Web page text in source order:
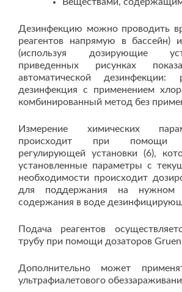
Дезинфекцию можно проводить
реагентов напрямую в бассейн)
(используя дозирующие
приведенных рисунках
автоматической
дезинфекция с применением
комбинированный метод без
Измерение химических
происходит при помощи
регулирующей установки (6),
установленные параметры с
необходимости происходит
для поддержания на
содержания в воде
Подача реагентов
трубу при помощи дозаторов
Дополнительно может
ультрафиалетового